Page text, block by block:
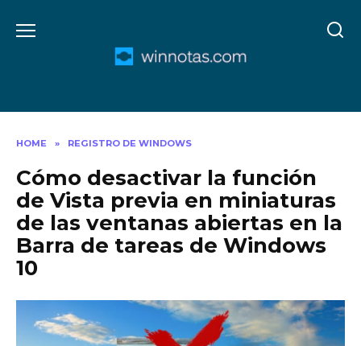
HOME » REGISTRO DE WINDOWS
Cómo desactivar la función
de Vista previa en miniaturas
de las ventanas abiertas en la
Barra de tareas de Windows
10